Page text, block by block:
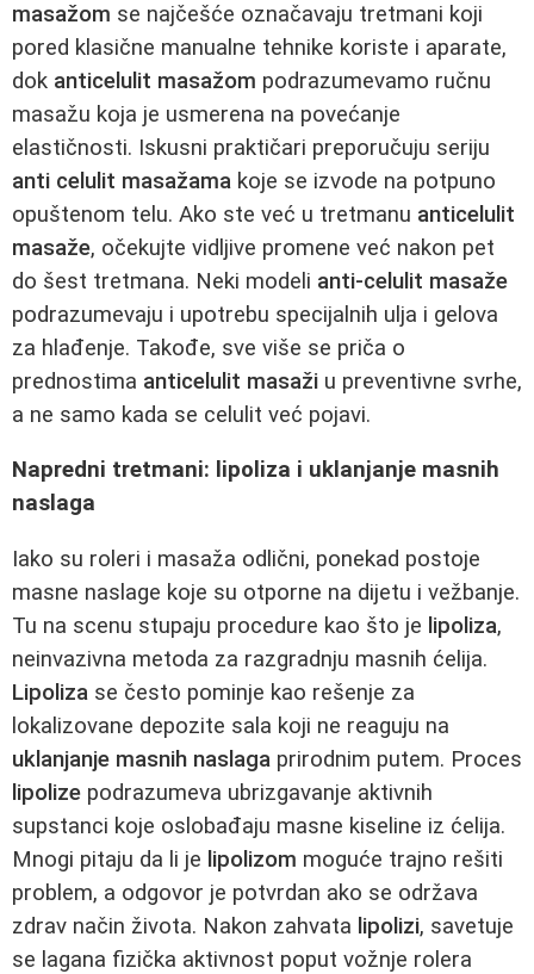
masažom se najčešće označavaju tretmani koji
pored klasične manualne tehnike koriste i aparate,
dok anticelulit masažom podrazumevamo ručnu
masažu koja je usmerena na povećanje
elastičnosti. Iskusni praktičari preporučuju seriju
anti celulit masažama koje se izvode na potpuno
opuštenom telu. Ako ste već u tretmanu anticelulit
masaže, očekujte vidljive promene već nakon pet
do šest tretmana. Neki modeli anti-celulit masaže
podrazumevaju i upotrebu specijalnih ulja i gelova
za hlađenje. Takođe, sve više se priča o
prednostima anticelulit masaži u preventivne svrhe,
a ne samo kada se celulit već pojavi.
Napredni tretmani: lipoliza i uklanjanje masnih
naslaga
Iako su roleri i masaža odlični, ponekad postoje
masne naslage koje su otporne na dijetu i vežbanje.
Tu na scenu stupaju procedure kao što je lipoliza,
neinvazivna metoda za razgradnju masnih ćelija.
Lipoliza se često pominje kao rešenje za
lokalizovane depozite sala koji ne reaguju na
uklanjanje masnih naslaga prirodnim putem. Proces
lipolize podrazumeva ubrizgavanje aktivnih
supstanci koje oslobađaju masne kiseline iz ćelija.
Mnogi pitaju da li je lipolizom moguće trajno rešiti
problem, a odgovor je potvrdan ako se održava
zdrav način života. Nakon zahvata lipolizi, savetuje
se lagana fizička aktivnost poput vožnje rolera